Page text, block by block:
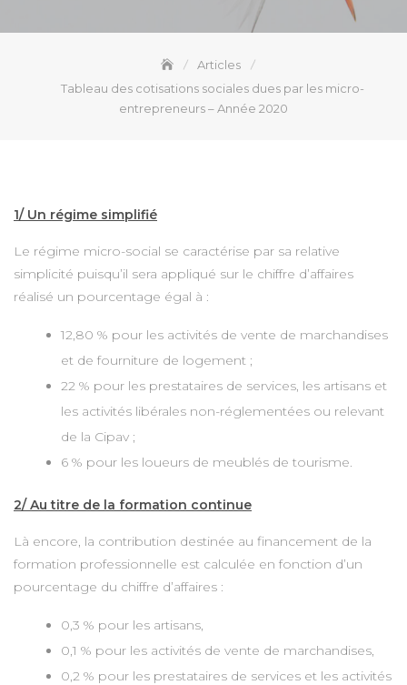
Articles
Tableau des cotisations sociales dues par les micro-
entrepreneurs – Année 2020
1/ Un régime simplifié
Le régime micro-social se caractérise par sa relative
simplicité puisqu’il sera appliqué sur le chiffre d’affaires
réalisé un pourcentage égal à :
12,80 % pour les activités de vente de marchandises
et de fourniture de logement ;
22 % pour les prestataires de services, les artisans et
les activités libérales non-réglementées ou relevant
de la Cipav ;
6 % pour les loueurs de meublés de tourisme.
2/ Au titre de la formation continue
Là encore, la contribution destinée au financement de la
formation professionnelle est calculée en fonction d’un
pourcentage du chiffre d’affaires :
0,3 % pour les artisans,
0,1 % pour les activités de vente de marchandises,
0,2 % pour les prestataires de services et les activités